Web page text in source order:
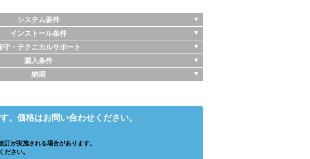
システム要件
インストール条件
守・テクニカルサポート
購入条件
納期
。価格はお問い合わせください。
が実施される場合があります。
ださい。